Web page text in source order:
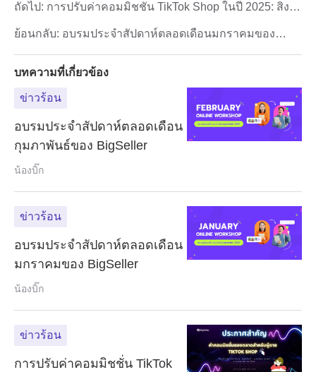
ย้อนกลับ: อบรมประจำสัปดาห์ตลอดเดือนมกราคมของ
ถัดไป: การปรับค่าคอมมิชชั่น TikTok Shop ในปี 2025: สิ่งที่
บทความที่เกี่ยวข้อง
ข่าวร้อน
อบรมประจำสัปดาห์ตลอดเดือน
กุมภาพันธ์ของ BigSeller
น้องบิ๊ก
ข่าวร้อน
อบรมประจำสัปดาห์ตลอดเดือน
มกราคมของ BigSeller
น้องบิ๊ก
ข่าวร้อน
การปรับค่าคอมมิชชั่น TikTok